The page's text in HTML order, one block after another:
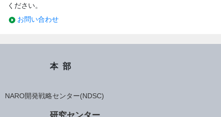
ください。
お問い合わせ
本部
NARO開発戦略センター(NDSC)